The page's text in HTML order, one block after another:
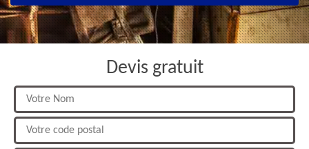
Devis gratuit